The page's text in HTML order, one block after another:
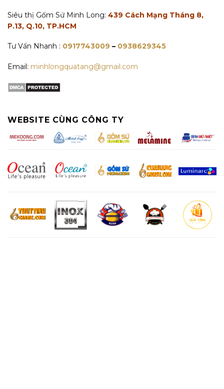
Siêu thị Gốm Sứ Minh Long: 439 Cách Mạng Tháng 8,
P.13, Q.10, TP.HCM
Tư Vấn Nhanh : 0917743009 – 0938629345
Email: minhlongquatang@gmail.com
WEBSITE CÙNG CÔNG TY